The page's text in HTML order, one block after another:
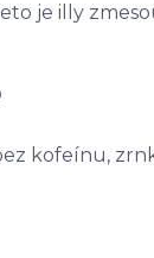
je illy
kofeínu,